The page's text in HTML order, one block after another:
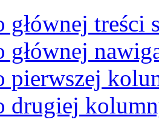
głównej treści
głównej
pierwszej
drugiej